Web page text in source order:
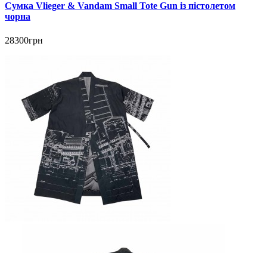
Сумка Vlieger & Vandam Small Tote Gun із пістолетом
чорна
28300грн